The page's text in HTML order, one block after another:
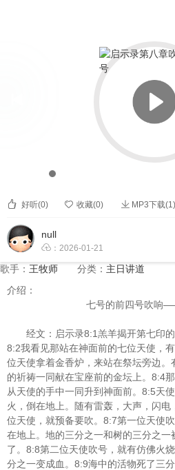
 好听(0)  收藏(0)  MP3下载(1)
null
 ：2026-01-21
歌手： 王牧师 分类： 主日讲道
介绍：
七号的前四号吹响
经文：启示录8:1 羔羊揭开第七印
8:2我看见那站在神面前的七位天使，有
位天使拿着金香炉，来站在祭坛旁边。
的祈祷一同献在宝座前的金坛上。 8:4
从天使的手中一同升到神面前。 8:5天
火，倒在地上。随有雷轰，大声，闪电
位天使，就预备要吹。 8:7第一位天使
在地上。地的三分之一和树的三分之
了。 8:8第二位天使吹号，就有仿佛火
分之一变成血。 8:9海中的活物死了三